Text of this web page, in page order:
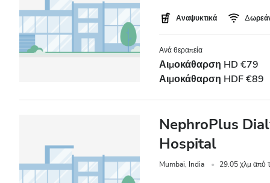
Ασθενείς με Ηπατίτιδα B
Ασθενείς με Ηπατίτιδα C
Αναψυκτικά
Αναψυκτικά
Ανά θεραπεία
Αιμοκάθαρση HD €79
Αιμοκάθαρση HDF €89
NephroPlus
Hospital
Mumbai, India 29.05 χλμ από